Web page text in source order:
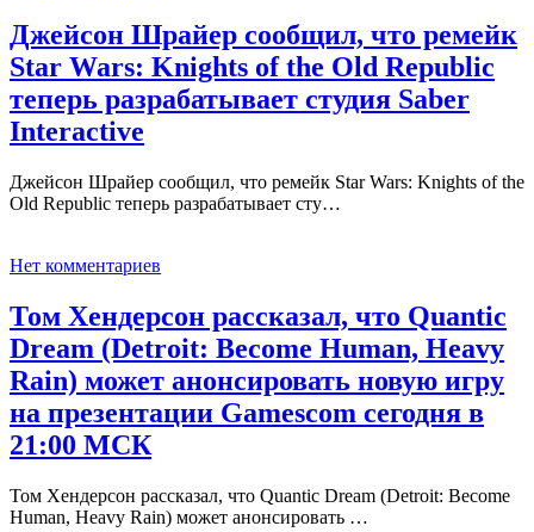
Джейсон Шрайер сообщил, что ремейк
Star Wars: Knights of the Old Republic
теперь разрабатывает студия Saber
Interactive
Джейсон Шрайер сообщил, что ремейк Star Wars: Knights of the
Old Republic теперь разрабатывает сту…
Нет комментариев
Том Хендерсон рассказал, что Quantic
Dream (Detroit: Become Human, Heavy
Rain) может анонсировать новую игру
на презентации Gamescom сегодня в
21:00 МСК
Том Хендерсон рассказал, что Quantic Dream (Detroit: Become
Human, Heavy Rain) может анонсировать …